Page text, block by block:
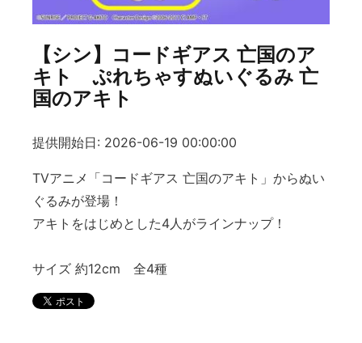
【シン】コードギアス 亡国のア
キト ぷれちゃすぬいぐるみ 亡
国のアキト
提供開始日: 2026-06-19 00:00:00
TVアニメ「コードギアス 亡国のアキト」からぬい
ぐるみが登場！
アキトをはじめとした4人がラインナップ！
サイズ 約12cm 全4種